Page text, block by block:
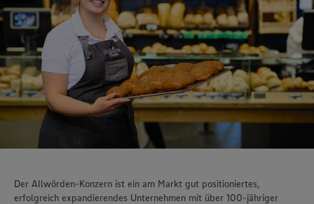
Der Allwörden-Konzern ist ein am Markt gut positioniertes,
erfolgreich expandierendes Unternehmen mit über 100-jähriger